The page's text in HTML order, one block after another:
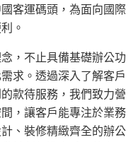
客運碼頭，為面向國際
。
，不止具備基礎辦公功
求。透過深入了解客戶
款待服務，我們致力營
，讓客戶能專注於業務
、裝修精緻齊全的辦公